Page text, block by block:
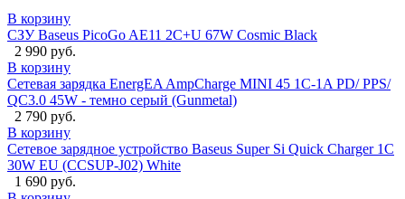
В корзину
СЗУ Baseus PicoGo AE11 2C+U 67W Cosmic Black
2 990 руб.
В корзину
Сетевая зарядка EnergEA AmpCharge MINI 45 1C-1A PD/ PPS/
QC3.0 45W - темно серый (Gunmetal)
2 790 руб.
В корзину
Сетевое зарядное устройство Baseus Super Si Quick Charger 1C
30W EU (CCSUP-J02) White
1 690 руб.